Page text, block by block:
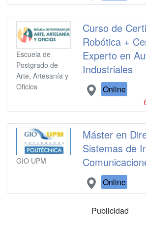
Escuela de
Postgrado de
Arte, Artesanía y
Oficios
Curso de
Robótica +
Experto en
Industriales
Online
GIO UPM
Máster en
Sistemas de
Online
Publicidad